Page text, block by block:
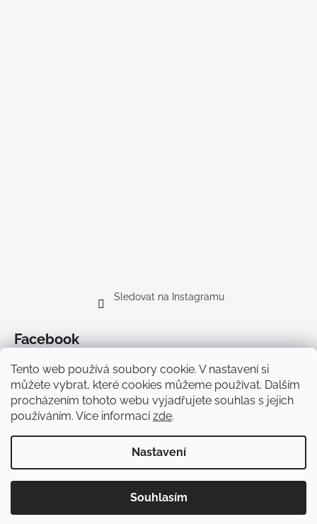
Tento web používá soubory cookie. V nastavení si
můžete vybrat, které cookies můžeme používat. Dalším
procházením tohoto webu vyjadřujete souhlas s jejich
používáním. Více informacízde.
Nastavení
Souhlasím
Sledovat na Instagramu
Facebook
Doprava
Copyright 2026Cyklodesign. Všechna práva vyhrazena.
Upravit nastavení cookies